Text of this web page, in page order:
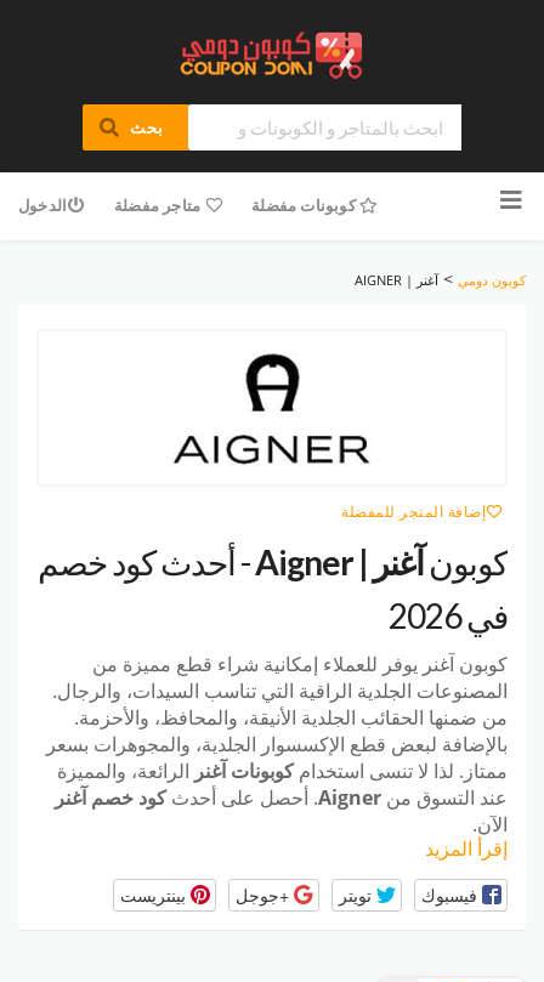
بحث
للمحتوى
كوبونات مفضلة متاجر مفضلة الدخول
كوبون دومي >آغنر | AIGNER
إضافة المتجر للمفضلة
كوبونآغنر | Aigner
- أحدث كود خصم
في 2026
كوبون آغنر يوفر للعملاء إمكانية شراء قطع مميزة من
المصنوعات الجلدية الراقية التي تناسب السيدات، والرجال.
من ضمنها الحقائب الجلدية الأنيقة، والمحافظ، والأحزمة.
بالإضافة لبعض قطع الإكسسوار الجلدية، والمجوهرات بسعر
ممتاز. لذا لا تنسى استخدامكوبونات آغنر الرائعة، والمميزة
عند التسوق من Aigner. أحصل على أحدثكود خصم آغنر
الآن.
إقرأ المزيد
فيسبوك تويتر +جوجل بينتريست